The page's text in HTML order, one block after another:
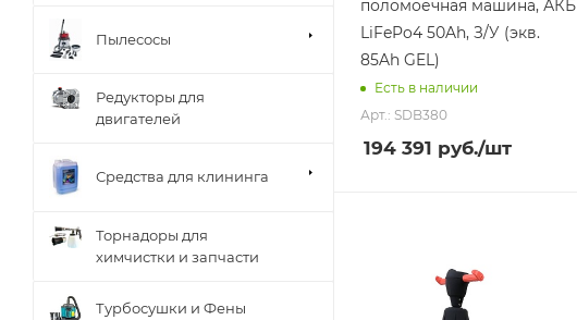
поломоечная машина, АКБ
LiFePo4 50Ah, З/У (экв.
85Ah GEL)
Есть в наличии
Арт.: SDB380
194 391 руб./шт
Пылесосы
Редукторы для
двигателей
Средства для клининга
Торнадоры для
химчистки и запчасти
Турбосушки и Фены